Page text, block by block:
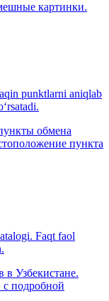
картинки.
punktlarni aniqlab
обмена
пункта
Faqt faol
в Узбекистане.
с подробной